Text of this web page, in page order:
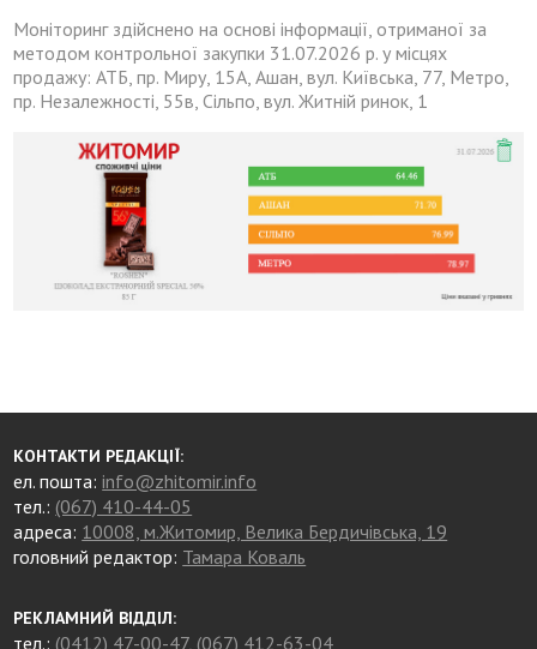
Моніторинг здійснено на основі інформації, отриманої за
методом контрольної закупки 31.07.2026 р. у місцях
продажу: АТБ, пр. Миру, 15А, Ашан, вул. Київська, 77, Метро,
пр. Незалежності, 55в, Сільпо, вул. Житній ринок, 1
КОНТАКТИ РЕДАКЦІЇ:
ел. пошта:info@zhitomir.info
тел.: (067) 410-44-05
адреса: 10008, м.Житомир, Велика Бердичівська, 19
головний редактор: Тамара Коваль
РЕКЛАМНИЙ ВІДДІЛ:
тел.: (0412) 47-00-47, (067) 412-63-04